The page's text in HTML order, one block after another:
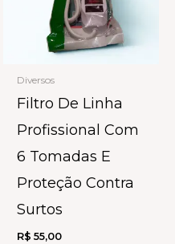
Diversos
Filtro De Linha
Profissional Com
6 Tomadas E
Proteção Contra
Surtos
R$ 55,00